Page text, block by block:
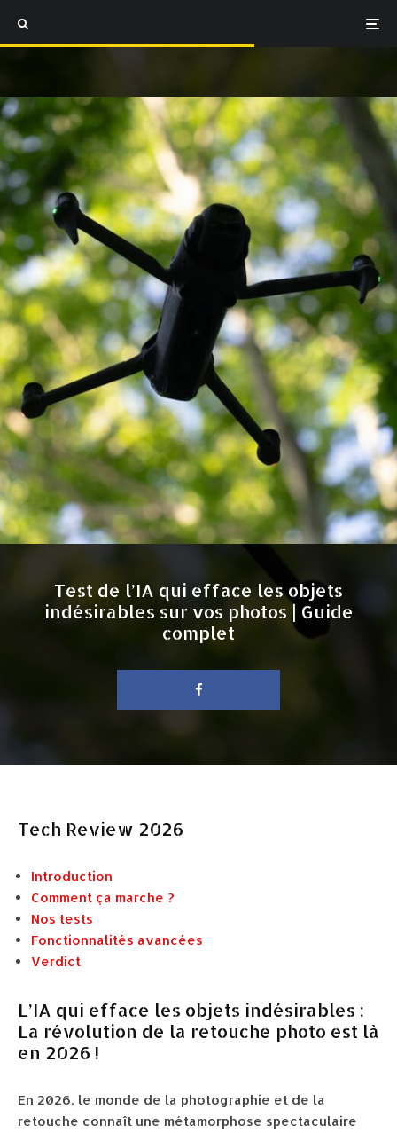
Test de l’IA qui efface les objets
indésirables sur vos photos | Guide
complet
Tech Review 2026
Introduction
Comment ça marche ?
Nos tests
Fonctionnalités avancées
Verdict
L’IA qui efface les objets indésirables :
La révolution de la retouche photo est là
en 2026 !
En 2026, le monde de la photographie et de la
retouche connaît une métamorphose spectaculaire